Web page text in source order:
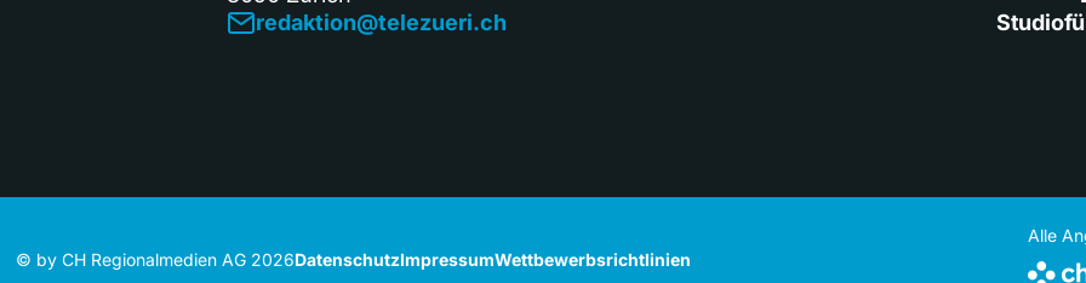
redaktion@telezueri.ch
© by CH Regionalmedien AG 2026DatenschutzImpressumWettbewerbsrichtlinien
Alle